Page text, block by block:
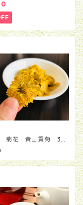
菊花 黄山貢菊 30